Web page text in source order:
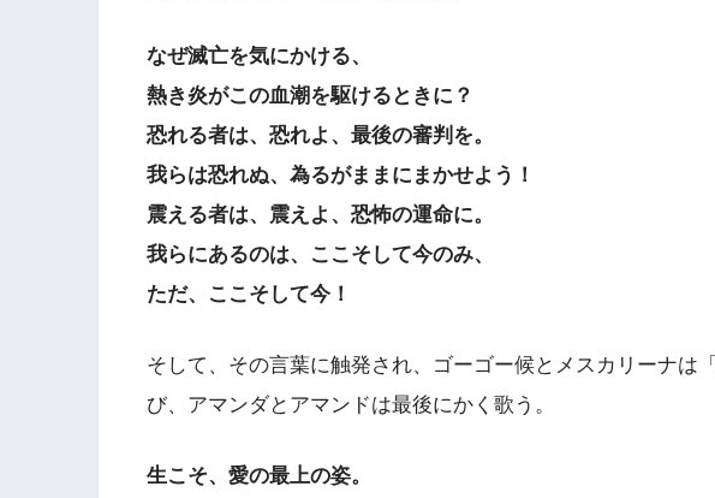
なぜ滅亡を気にかける、
熱き炎がこの血潮を駆けるときに？
恐れる者は、恐れよ、最後の審判を。
我らは恐れぬ、為るがままにまかせよう！
震える者は、震えよ、恐怖の運命に。
我らにあるのは、ここそして今のみ、
ただ、ここそして今！
そして、その言葉に触発され、ゴーゴー候とメスカリーナは
び、アマンダとアマンドは最後にかく歌う。
生こそ、愛の最上の姿。